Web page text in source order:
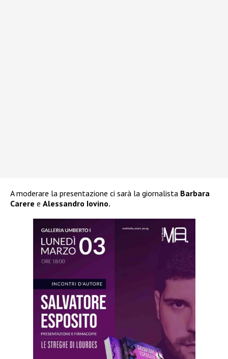
A moderare la presentazione ci sarà la giornalista Barbara
Carere e Alessandro Iovino.